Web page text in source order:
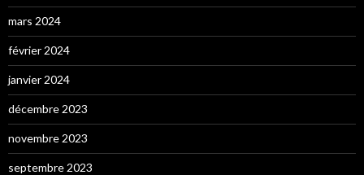
mars 2024
février 2024
janvier 2024
décembre 2023
novembre 2023
septembre 2023